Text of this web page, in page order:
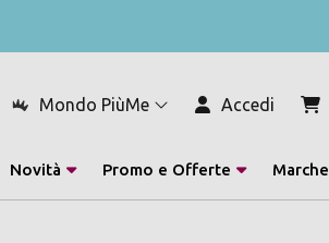
Mondo PiùMe Accedi
Novità Promo e Offerte Marche